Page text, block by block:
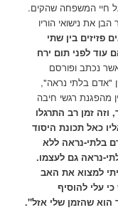
חיי המשפחה שהקים.
הבן את נישואי הוריו
פזיזים בין שתי
לפני תום ירח
נכתב ופורסם
"אדם בלתי נראה",
מהפגנת רגשי חיבה
וזה זמן רב התרגלו
כאל תכונת היסוד
בלתי-נראה ללא
נראה גם לעצמו.
למצוא את האב
עלי להוסיף
הוא שהזמן שלי אזל".